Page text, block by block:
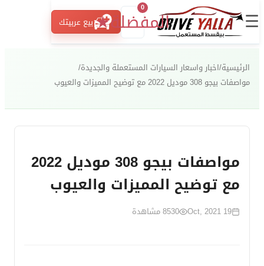
☰ المفضلة
0
★ بيع عربيتك
الرئيسية/اخبار واسعار السيارات المستعملة والجديدة/
مواصفات بيجو 308 موديل 2022 مع توضيح المميزات والعيوب
مواصفات بيجو 308 موديل 2022
مع توضيح المميزات والعيوب
19 Oct, 2021
8530مشاهدة